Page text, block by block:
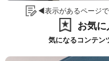
◀表示があるページで
お気
気になるコンテン